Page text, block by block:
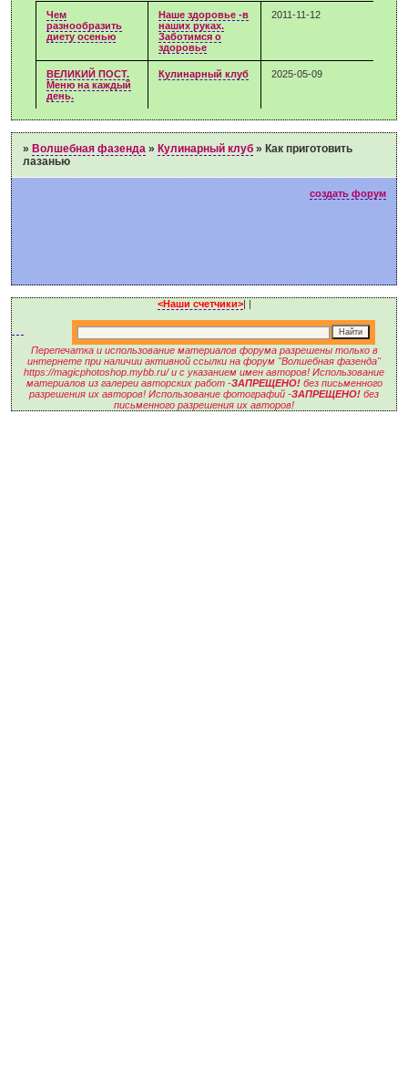
Чем
разнообразить
диету осенью
Наше здоровье -в
наших руках.
Заботимся о
здоровье
2011-11-12
ВЕЛИКИЙ ПОСТ.
Меню на каждый
день.
Кулинарный клуб 2025-05-09
» Волшебная фазенда » Кулинарный клуб » Как приготовить
лазанью
создать форум
<Наши счетчики>|
Перепечатка и использование материалов форума разрешены только в
интернете при наличии активной ссылки на форум "Волшебная фазенда"
https://magicphotoshop.mybb.ru/ и с указанием имен авторов! Использование
материалов из галереи авторских работ -ЗАПРЕЩЕНО!без письменного
разрешения их авторов! Использование фотографий -ЗАПРЕЩЕНО! без
письменного разрешения их авторов!